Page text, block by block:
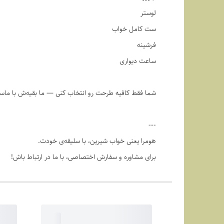
لوستر
ست کامل خواب
فرشینه
ساعت دیواری
شما فقط کافیه طرحت رو انتخاب کنی — ما بقیه‌ش با
---
هومرا یعنی خواب شیرین، با سلیقه‌ی خودت.
برای مشاوره و سفارش اختصاصی، با ما در ارتباط باش!